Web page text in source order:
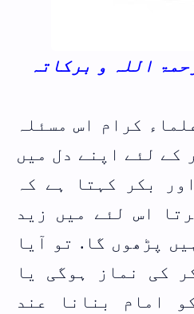
اللہ و برکاتہ
کرام اس مسئلہ
کے لئے اپنے دل میں
بکر کہتا ہے کہ
اس لئے میں زید
پڑھوں گا. تو آیا
کی نماز ہوگی یا
امام بنانا عند